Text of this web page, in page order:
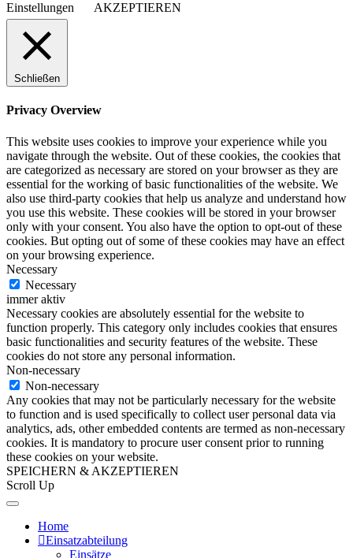
Einstellungen
AKZEPTIEREN
Schließen
Privacy Overview
This website uses cookies to improve your experience while you
navigate through the website. Out of these cookies, the cookies that
are categorized as necessary are stored on your browser as they are
essential for the working of basic functionalities of the website. We
also use third-party cookies that help us analyze and understand how
you use this website. These cookies will be stored in your browser
only with your consent. You also have the option to opt-out of these
cookies. But opting out of some of these cookies may have an effect
on your browsing experience.
Necessary
Necessary
immer aktiv
Necessary cookies are absolutely essential for the website to
function properly. This category only includes cookies that ensures
basic functionalities and security features of the website. These
cookies do not store any personal information.
Non-necessary
Non-necessary
Any cookies that may not be particularly necessary for the website
to function and is used specifically to collect user personal data via
analytics, ads, other embedded contents are termed as non-necessary
cookies. It is mandatory to procure user consent prior to running
these cookies on your website.
SPEICHERN & AKZEPTIEREN
Scroll Up
Home
Einsatzabteilung
Einsätze